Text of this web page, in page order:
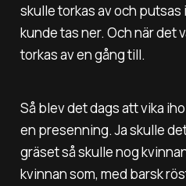
skulle torkas av och
kunde tas ner. Och när det
torkas av en gång till.
Så blev det dags att vika
en presenning. Ja skulle
gräset så skulle nog
kvinnan som, med barsk